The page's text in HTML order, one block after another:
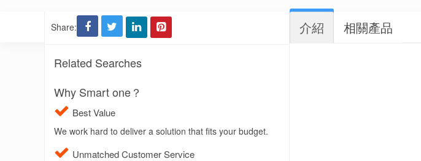
Share:
Related Searches
Why Smart one？
Best Value
We work hard to deliver a solution that fits your budget.
Unmatched Customer Service
介紹 相關產品